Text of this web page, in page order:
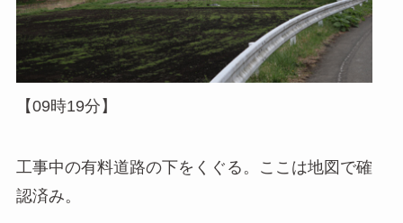
【09時19分】
工事中の有料道路の下をくぐる。ここは地図で確
認済み。